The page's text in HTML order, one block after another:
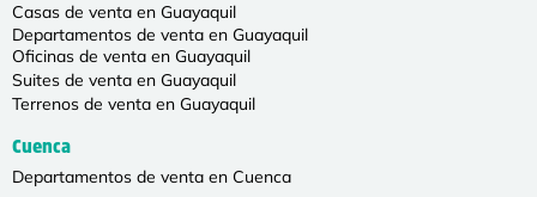
Casas de venta en Guayaquil
Departamentos de venta en Guayaquil
Oficinas de venta en Guayaquil
Suites de venta en Guayaquil
Terrenos de venta en Guayaquil
Cuenca
Departamentos de venta en Cuenca